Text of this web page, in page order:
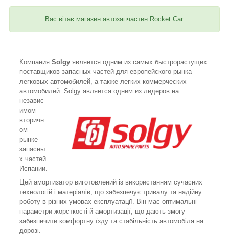
Вас вітає магазин автозапчастин Rocket Car.
Компания Solgy является одним из самых быстрорастущих
поставщиков запасных частей для европейского рынка
легковых автомобилей, а также легких коммерческих
автомобилей. Solgy является одним из лидеров на
независ
имом
вторичн
ом
рынке
запасны
х частей
Испании.
Цей амортизатор виготовлений із використанням сучасних
технологій і матеріалів, що забезпечує тривалу та надійну
роботу в різних умовах експлуатації. Він має оптимальні
параметри жорсткості й амортизації, що дають змогу
забезпечити комфортну їзду та стабільність автомобіля на
дорозі.